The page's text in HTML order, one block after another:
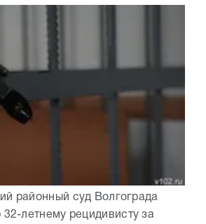
районный суд Волгограда
32-летнему рецидивисту за